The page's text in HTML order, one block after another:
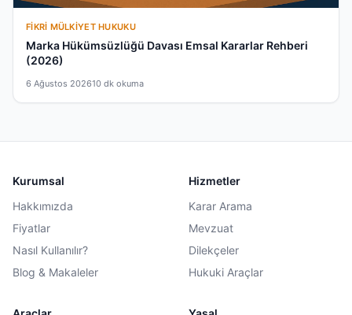
FIKRI MÜLKIYET HUKUKU
Marka Hükümsüzlüğü Davası Emsal Kararlar Rehberi
(2026)
6 Ağustos 202610 dk okuma
Kurumsal
Hakkımızda
Fiyatlar
Nasıl Kullanılır?
Blog & Makaleler
Hizmetler
Karar Arama
Mevzuat
Dilekçeler
Hukuki Araçlar